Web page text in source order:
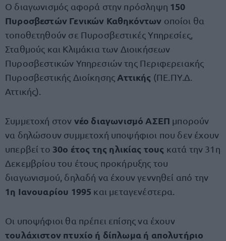
Ο διαγωνισμός αφορά στην πρόσληψη 150
Πυροσβεστών Γενικών Καθηκόντων οποίοι θα
τοποθετηθούν σε Πυροσβεστικές Υπηρεσίες,
Σταθμούς και Κλιμάκια των Διοικήσεων
Πυροσβεστικών Υπηρεσιών της Περιφερειακής
Πυροσβεστικής Διοίκησης Αττικής (ΠΕ.ΠΥ.Δ.
Αττικής).
Συμμετοχή στον νέο διαγωνισμό ΑΣΕΠ μπορούν
να δηλώσουν συμμετοχή υποψήφιοι που δεν έχουν
υπερβεί το 30ο έτος της ηλικίας τους κατά την 31η
Δεκεμβρίου του έτους προκήρυξης του
διαγωνισμού, δηλαδή να έχουν γεννηθεί από την
1η Ιανουαρίου 1995 και μεταγενέστερα.
Οι υποψήφιοι θα πρέπει επίσης να έχουν
τουλάχιστον πτυχίο ή δίπλωμα ή απολυτήριο